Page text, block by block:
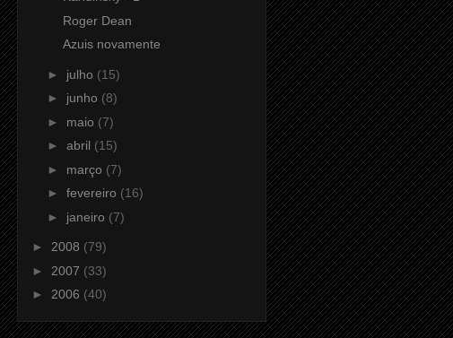
Roger Dean
Azuis novamente
► julho (15)
► junho (8)
► maio (7)
► abril (15)
► março (7)
► fevereiro (16)
► janeiro (7)
► 2008 (79)
► 2007 (33)
► 2006 (40)